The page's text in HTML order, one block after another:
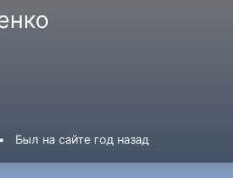
• Был на сайте год назад